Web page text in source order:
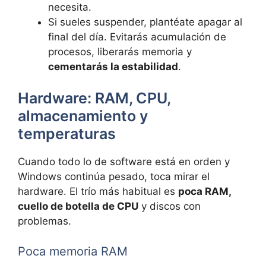
necesita.
Si sueles suspender, plantéate apagar al
final del día. Evitarás acumulación de
procesos, liberarás memoria y
cementarás la estabilidad.
Hardware: RAM, CPU,
almacenamiento y
temperaturas
Cuando todo lo de software está en orden y
Windows continúa pesado, toca mirar el
hardware. El trío más habitual es poca RAM,
cuello de botella de CPU y discos con
problemas.
Poca memoria RAM